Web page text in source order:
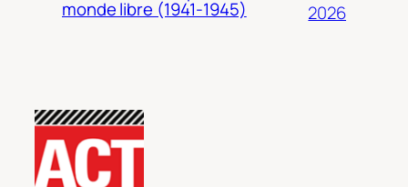
monde libre (1941-1945)
2026